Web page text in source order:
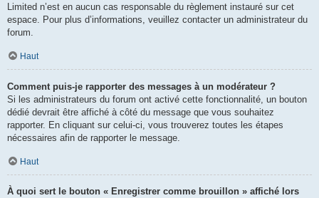
Limited n’est en aucun cas responsable du règlement instauré sur cet
espace. Pour plus d’informations, veuillez contacter un administrateur du
forum.
Haut
Comment puis-je rapporter des messages à un modérateur ?
Si les administrateurs du forum ont activé cette fonctionnalité, un bouton
dédié devrait être affiché à côté du message que vous souhaitez
rapporter. En cliquant sur celui-ci, vous trouverez toutes les étapes
nécessaires afin de rapporter le message.
Haut
À quoi sert le bouton « Enregistrer comme brouillon » affiché lors